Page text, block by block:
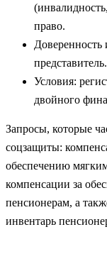
право.
Доверенность
представитель.
Условия:
двойного
Запросы, которые
соцзащиты:
обеспечению
компенсации за
пенсионерам, а
инвентарь